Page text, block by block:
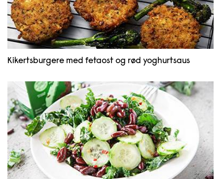
Kikertsburgere med fetaost og rød yoghurtsaus